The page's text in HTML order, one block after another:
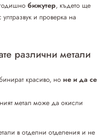
бижутер, където ще
и проверка на
различни метали
красиво, но не и да се
метал може да окисли
в отделни отделения и не